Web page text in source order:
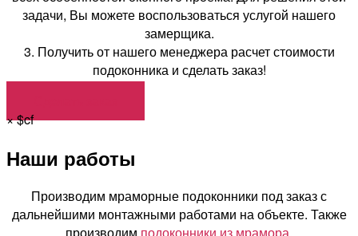
задачи, Вы можете воспользоваться услугой нашего
замерщика.
3. Получить от нашего менеджера расчет стоимости
подоконника и сделать заказ!
×$cf
Наши работы
Производим мраморные подоконники под заказ с
дальнейшими монтажными работами на объекте. Также